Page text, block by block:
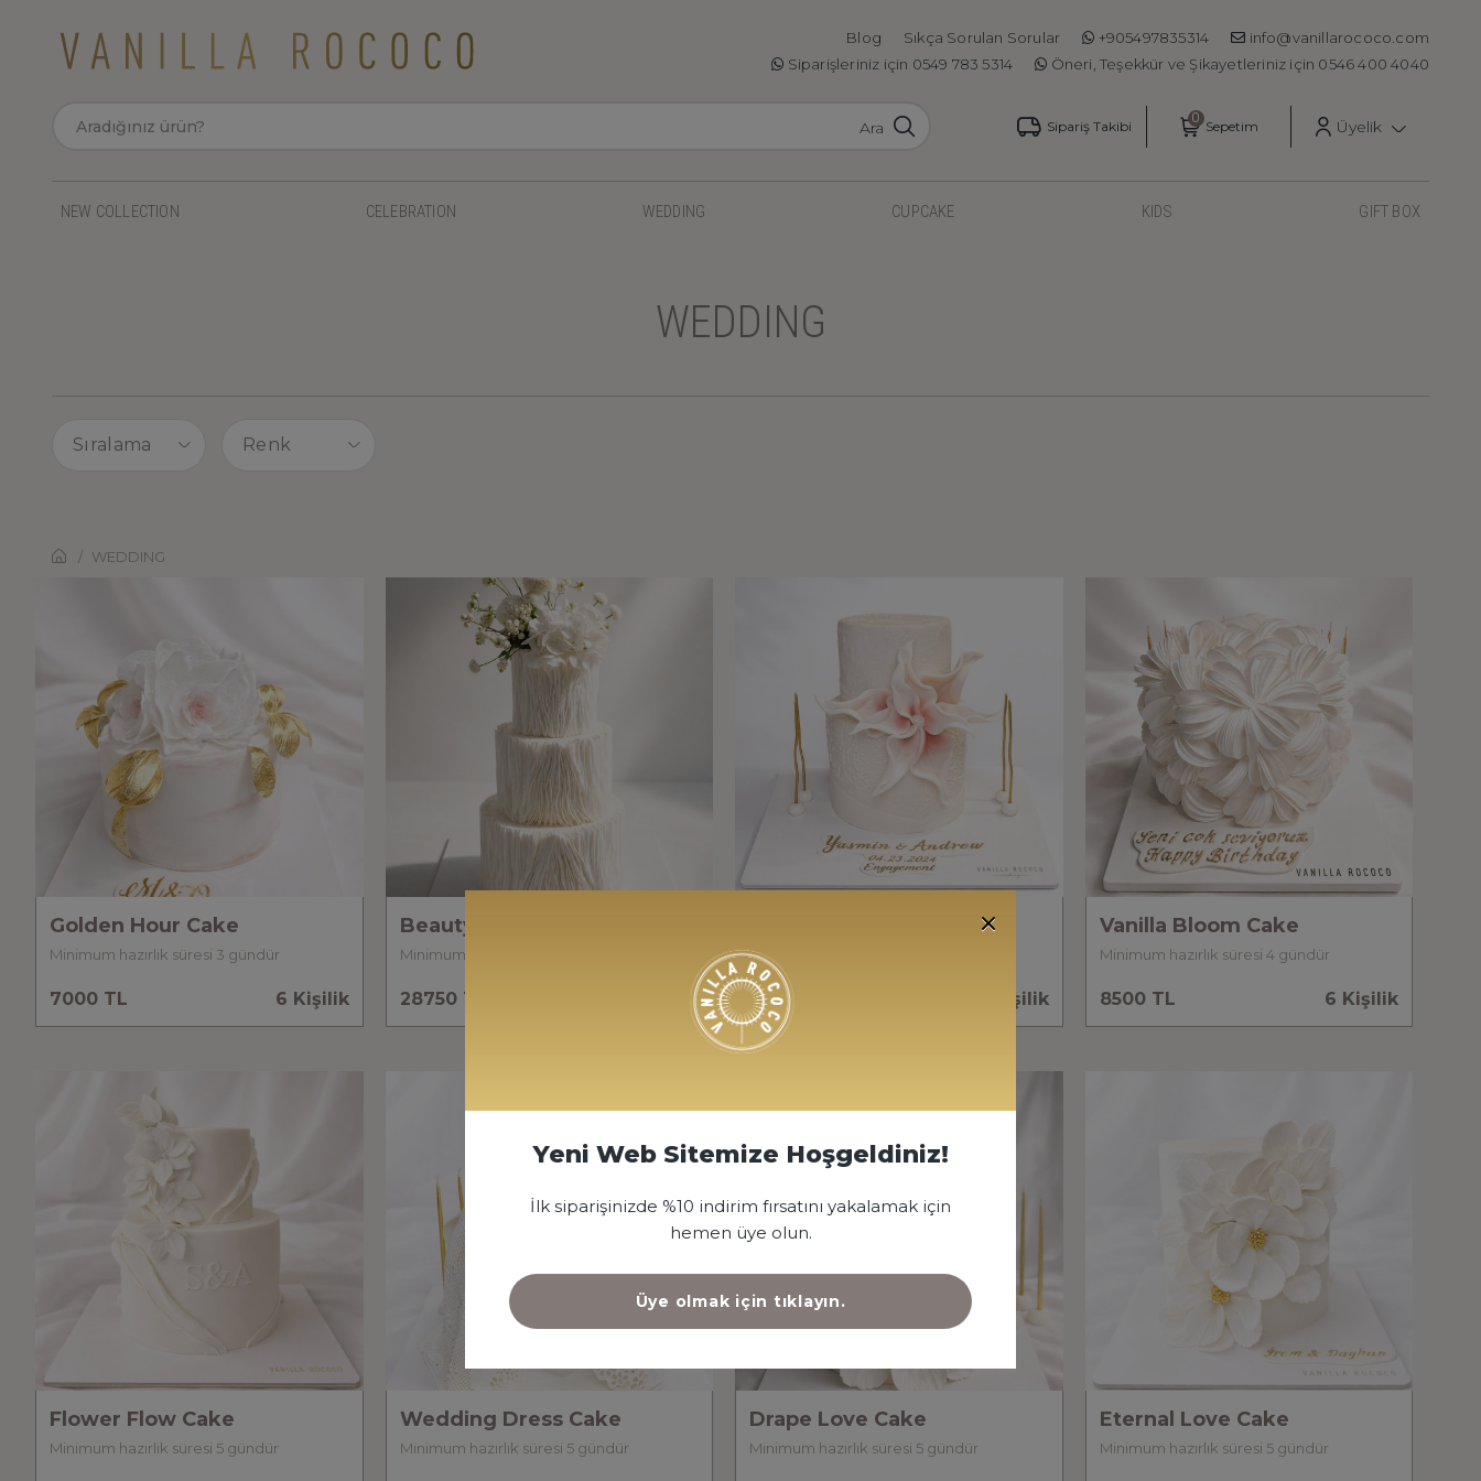
Blog Sıkça Sorulan Sorular +905497835314
info@vanillarococo.com
Siparişleriniz için 0549 783 5314
Öneri, Teşekkür ve Şikayetleriniz için 0546 400 4040
Ara Sipariş Takibi Sepetim Üyelik
NEW COLLECTION CELEBRATION WEDDING CUPCAKE KIDS GIFT BOX
WEDDING
Sıralama Renk
WEDDING
Golden Hour Cake
Minimum hazırlık süresi 3 gündür
7000 TL 6 Kişilik
Beauty of Bride Cake
Minimum hazırlık süresi 7 gündür
28750 TL 20 Kişilik
Minimum hazırlık süresi 5 gündür
18250 TL 15 Kişilik
Vanilla Bloom Cake
Minimum hazırlık süresi 4 gündür
8500 TL 6 Kişilik
Flower Flow Cake
Minimum hazırlık süresi 5 gündür
Wedding Dress Cake
Minimum hazırlık süresi 5 gündür
Drape Love Cake
Minimum hazırlık süresi 5 gündür
Eternal Love Cake
Minimum hazırlık süresi 5 gündür
Yeni Web Sitemize Hoşgeldiniz!
İlk siparişinizde %10 indirim fırsatını yakalamak için
hemen üye olun.
Üye olmak için tıklayın.